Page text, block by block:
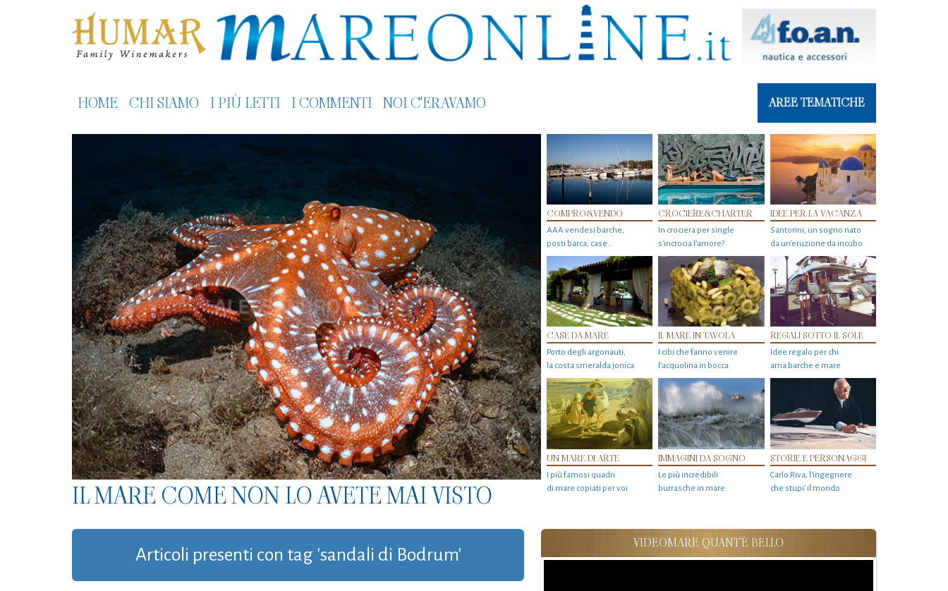
HOME CHI SIAMO I PIÙ LETTI I COMMENTI NOI C'ERAVAMO AREE TEMATICHE
IL MARE COME NON LO AVETE MAI VISTO
COMPRO&VENDO
AAA vendesi barche,
posti barca, case…
CROCIERE&CHARTER
In crociera per single
s'incrocia l’amore?
IDEE PER LA VACANZA
Santorini, un sogno nato
da un’eruzione da incubo
CASE DA MARE
Porto degli argonauti,
la costa smeralda jonica
IL MARE IN TAVOLA
I cibi che fanno venire
l’acquolina in bocca
REGALI SOTTO IL SOLE
Idee regalo per chi
ama barche e mare
UN MARE DI ARTE
I più famosi quadri
di mare copiati per voi
IMMAGINI DA SOGNO
Le più incredibili
burrasche in mare
STORIE E PERSONAGGI
Carlo Riva, l’ingegnere
che stupi' il mondo
Articoli presenti con tag 'sandali di Bodrum'
VIDEOMARE QUANT'È BELLO